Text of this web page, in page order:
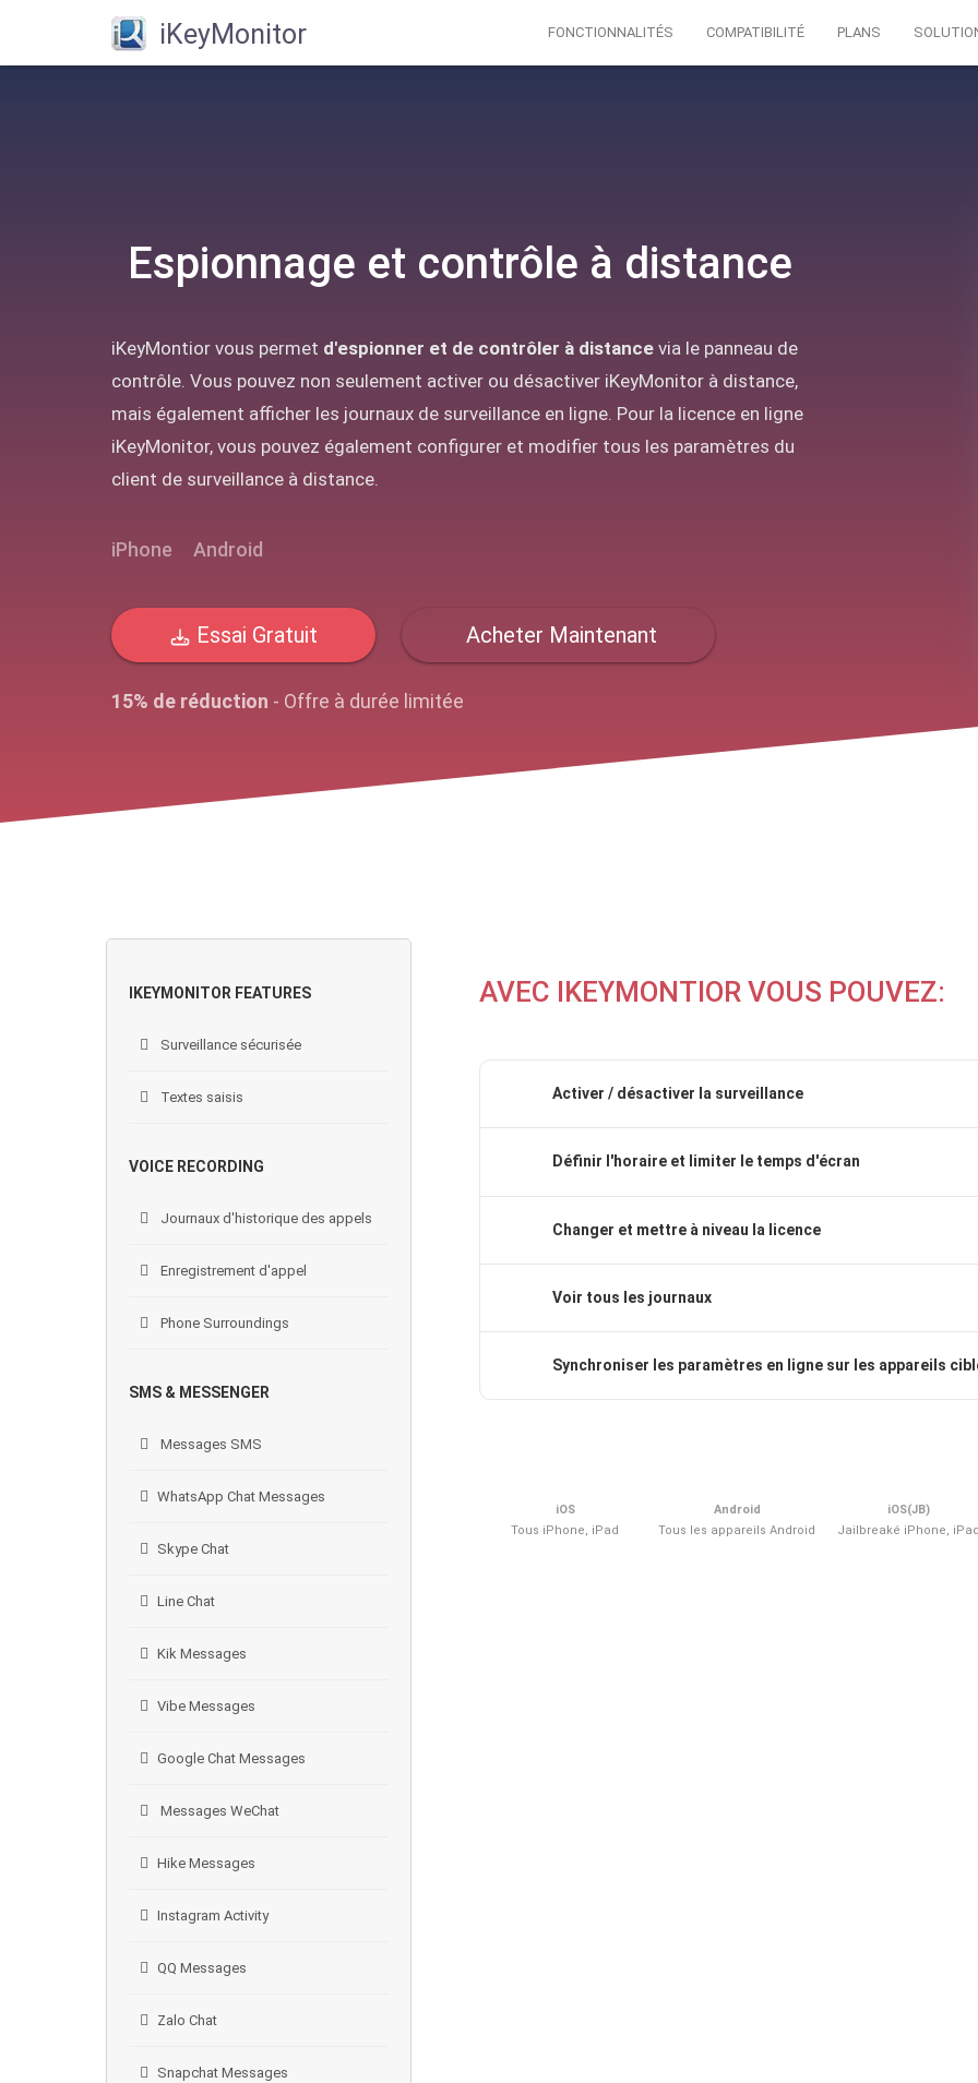
iKeyMonitor FONCTIONNALITÉS COMPATIBILITÉ PLANS
Espionnage et contrôle à distance
iKeyMontior vous permet d'espionner et de contrôler à distance via le panneau de
contrôle. Vous pouvez non seulement activer ou désactiver iKeyMonitor à distance,
mais également afficher les journaux de surveillance en ligne. Pour la licence en ligne
iKeyMonitor, vous pouvez également configurer et modifier tous les paramètres du
client de surveillance à distance.
iPhone Android
Essai Gratuit Acheter Maintenant
15% de réduction - Offre à durée limitée
AVEC IKEYMONTIOR VOUS POUVEZ:
Activer / désactiver la surveillance
Définir l'horaire et limiter le temps d'écran
Changer et mettre à niveau la licence
Voir tous les journaux
Synchroniser les paramètres en ligne sur les appareils
iOS
Tous iPhone, iPad
Android
Tous les appareils Android
iOS(JB)
Jailbreaké iPhone,
IKEYMONITOR FEATURES
Surveillance sécurisée
Textes saisis
VOICE RECORDING
Journaux d'historique des appels
Enregistrement d'appel
Phone Surroundings
SMS & MESSENGER
Messages SMS
WhatsApp Chat Messages
Skype Chat
Line Chat
Kik Messages
Vibe Messages
Google Chat Messages
Messages WeChat
Hike Messages
Instagram Activity
QQ Messages
Zalo Chat
Snapchat Messages